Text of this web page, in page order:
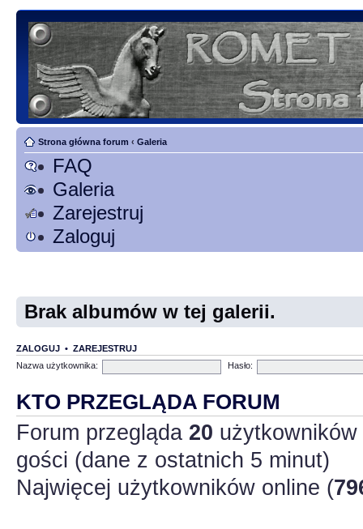
Strona główna forum ‹ Galeria
FAQ
Galeria
Zarejestruj
Zaloguj
Brak albumów w tej galerii.
ZALOGUJ • ZAREJESTRUJ
Nazwa użytkownika:
Hasło:
KTO PRZEGLĄDA FORUM
Forum przegląda 20
gości (dane z ostatnich 5 minut)
Najwięcej użytkowników online (